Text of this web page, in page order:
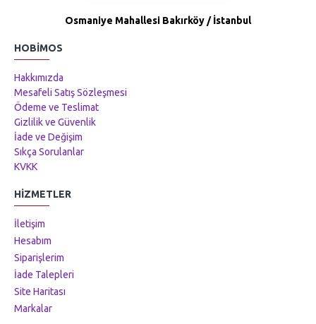
Osmaniye Mahallesi Bakırköy / İstanbul
HOBIMOS
Hakkımızda
Mesafeli Satış Sözleşmesi
Ödeme ve Teslimat
Gizlilik ve Güvenlik
İade ve Değişim
Sıkça Sorulanlar
KVKK
HIZMETLER
İletişim
Hesabım
Siparişlerim
İade Talepleri
Site Haritası
Markalar